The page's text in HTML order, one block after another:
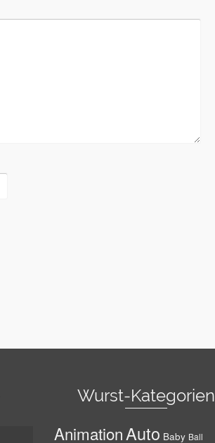
Wurst-Kategorien
AnimationAuto Baby Ball